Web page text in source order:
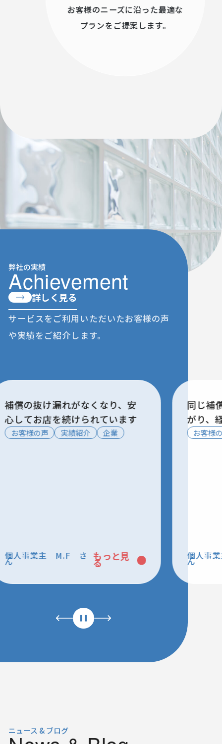
お客様のニーズに沿った最適な
プランをご提案します。
弊社の実績
Achievement
詳しく見る
サービスをご利用いただいたお客様の声
や実績をご紹介します。
同じ補償内容なのに保険料が下
がり、経営の相談先もできまし
たお客様の声 実績紹介 企業
個人事業主 T.K さ
ん もっと見
る
労
も
お
有
ニュース & ブログ